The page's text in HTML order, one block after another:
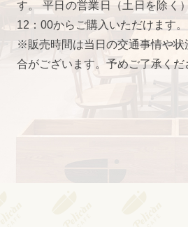
す。 平日の営業日（土日を除く
12：00からご購入いただけます。
※販売時間は当日の交通事情や状
合がございます。予めご了承くだ